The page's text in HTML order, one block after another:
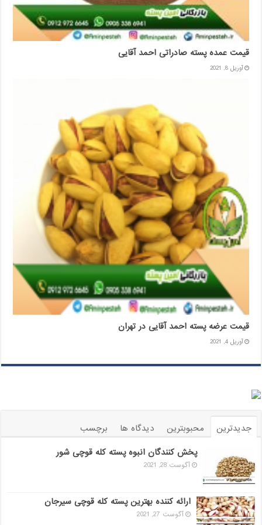
قیمت عمده پسته صادراتی احمد آقایی
آوریل 8, 2021
قیمت عرضه پسته احمد آقایی در تهران
آوریل 4, 2021
جدیدترین محبوبترین دیدگاه ها
برچسب
پخش کنندگان انبوه پسته کله قوچی شور
آگوست 28, 2021
ارائه کننده بهترین پسته کله قوچی سیرجان
آگوست 27, 2021